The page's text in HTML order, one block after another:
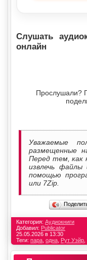
Слушать
онлайн
Прослушали?
Уважаемые
размещенные
Перед тем, как
извлечь
помощью
или 7Zip.
Категория: Аудиокниги
Добавил: Publicator
25.05.2026 в 13:30
Теги: пара одна Рут Уэйр